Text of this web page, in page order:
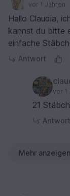
vor 1 Jahren
Hallo Claudia,
kannst du bitte
einfache
Antwort
vor 1
21
Antwort
Mehr anzeigen